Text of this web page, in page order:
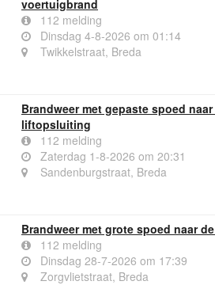
voertuigbrand
112 melding
Dinsdag 4-8-2026 om 01:14
Twikkelstraat, Breda
Brandweer met gepaste spoed
liftopsluiting
112 melding
Zaterdag 1-8-2026 om 20:31
Sandenburgstraat, Breda
Brandweer met grote spoed naar
112 melding
Dinsdag 28-7-2026 om 17:39
Zorgvlietstraat, Breda